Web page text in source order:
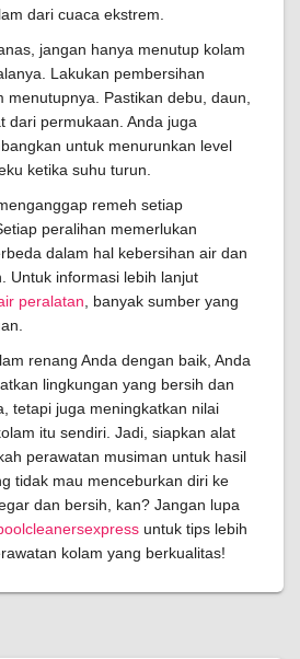
dari cuaca ekstrem.
jangan hanya menutup kolam
Lakukan pembersihan
menutupnya. Pastikan debu, daun,
dari permukaan. Anda juga
untuk menurunkan level
ketika suhu turun.
remeh setiap
peralihan memerlukan
dalam hal kebersihan air dan
Untuk informasi lebih lanjut
peralatan , banyak sumber yang
renang Anda dengan baik, Anda
lingkungan yang bersih dan
tetapi juga meningkatkan nilai
itu sendiri. Jadi, siapkan alat
perawatan musiman untuk hasil
tidak mau menceburkan diri ke
dan bersih, kan? Jangan lupa
untuk tips lebih
kolam yang berkualitas!